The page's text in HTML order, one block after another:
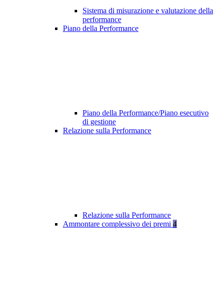
Sistema di misurazione e valutazione della
performance
Piano della Performance
Piano della Performance/Piano esecutivo
di gestione
Relazione sulla Performance
Relazione sulla Performance
Ammontare complessivo dei premi 4